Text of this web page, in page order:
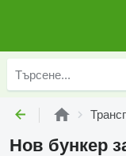
Нов бункер